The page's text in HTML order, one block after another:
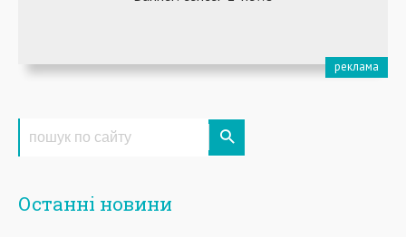
Останні новини